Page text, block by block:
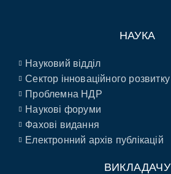
НАУКА
Науковий відділ
Сектор інноваційного розвитку
Проблемна НДР
Наукові форуми
Фахові видання
Електронний архів публікацій
ВИКЛАДАЧУ